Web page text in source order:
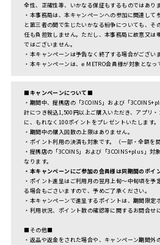
全性、正確性等、いかなる保証もするものではありま
・本事務局は、本キャンペーンへの参加に関連して
と第三者の間で生じたいかなる紛争についても、そ
任も負担致しません。ただし、本事務局に故意又は
ではございません。
・本キャンペーンは予告なく終了する場合がござい
・本キャンペーンは、e METRO会員様が対象となっ
■キャンペーンについて■
・期間中、提携店の「3COINS」および「
計につき税込1,500円以上ご購入いただき、アプリ
に、もれなく100ポイントをプレゼントいたします。
・期間中の購入回数の上限はありません。
・ポイント利用の決済も対象です。（一部・全額を問
・提携店の「3COINS」および「3COINS+plus」対
なります。
・本キャンペーンにご参加の会員様は同期間のポイ
・ポイント進呈はご利用月の翌月上旬～中旬頃を予
る場合もごさいますので、予めご了承ください。
・本キャンペーンで進呈するポイントは、期間限定
・利用状況、ポイント数の確認等に関するお問合せ
■その他■
・返品や返金をされた場合や、キャンペーン期間外